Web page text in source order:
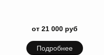
от 21 000 руб
Подробнее